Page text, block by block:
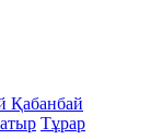
Қабанбай
Тұрар